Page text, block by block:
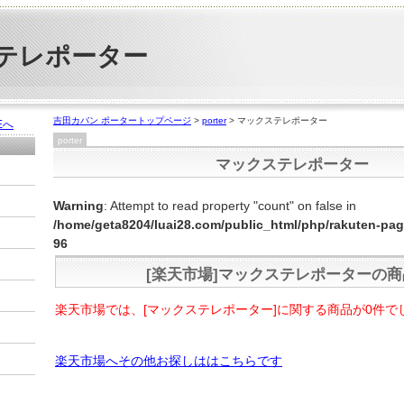
レポーター
吉田カバン ポータートップページ > porter> マックステレポーター
porter
マックステレポーター
Warning: Attempt to read property "count" on false in
/home/geta8204/luai28.com/public_html/php/rakuten-
96
[楽天市場]マックステレポーターの
楽天市場では、[マックステレポーター]に関する商品が0件で
楽天市場へその他お探しははこちらです
へ